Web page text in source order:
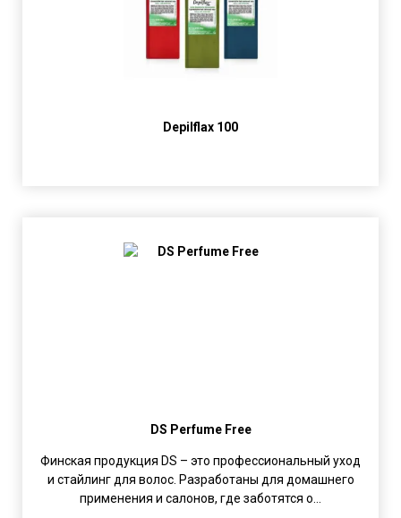
Depilflax 100
DS Perfume Free
Финская продукция DS – это профессиональный уход
и стайлинг для волос. Разработаны для домашнего
применения и салонов, где заботятся о...